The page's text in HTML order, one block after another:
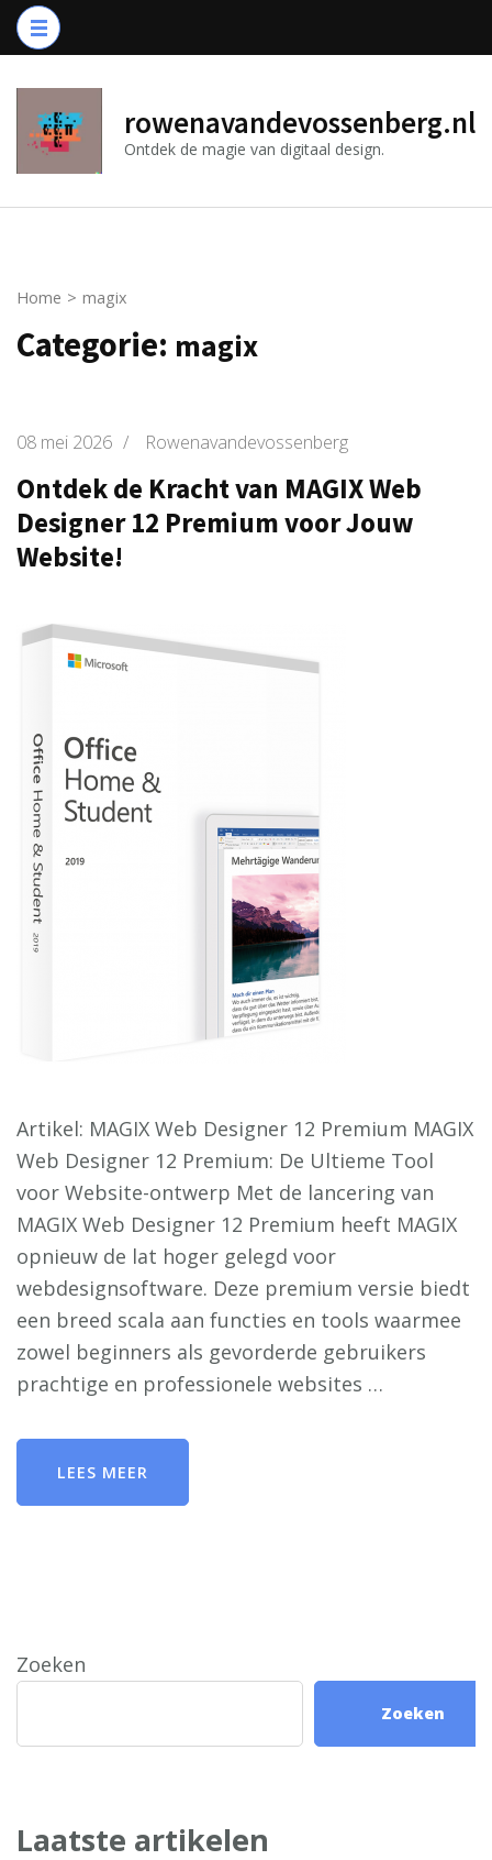
Ga
naar
(druk
Enter)
rowenavandevossenberg.nl
Ontdek de magie van digitaal design.
Home > magix
Categorie: magix
08 mei 2026 / Rowenavandevossenberg
Ontdek de Kracht van MAGIX Web
Designer 12 Premium voor Jouw
Website!
Artikel: MAGIX Web Designer 12 Premium MAGIX
Web Designer 12 Premium: De Ultieme Tool
voor Website-ontwerp Met de lancering van
MAGIX Web Designer 12 Premium heeft MAGIX
opnieuw de lat hoger gelegd voor
webdesignsoftware. Deze premium versie biedt
een breed scala aan functies en tools waarmee
zowel beginners als gevorderde gebruikers
prachtige en professionele websites …
LEES MEER
Zoeken
Zoeken
Laatste artikelen